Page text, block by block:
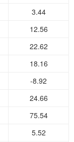
3.44
12.56
22.62
18.16
-8.92
24.66
75.54
5.52